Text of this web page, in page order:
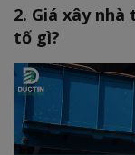
2. Giá xây
tố gì?